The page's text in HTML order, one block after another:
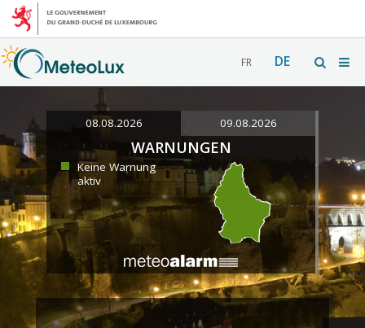
FR DE
08.08.2026 09.08.2026
WARNUNGEN
Keine Warnung
aktiv